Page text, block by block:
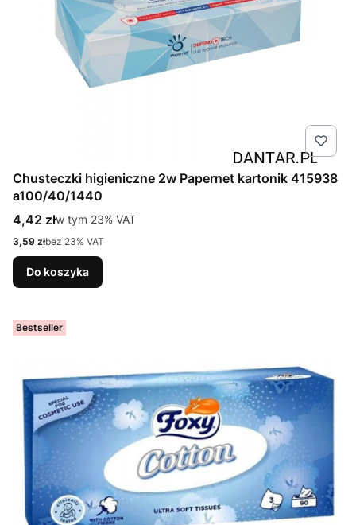
Chusteczki higieniczne 2w Papernet kartonik 415938
a100/40/1440
Cena brutto
4,42 złw tym %s VAT
w tym 23% VAT
Cena netto
3,59 złbez 23% VAT
Do koszyka
Bestseller